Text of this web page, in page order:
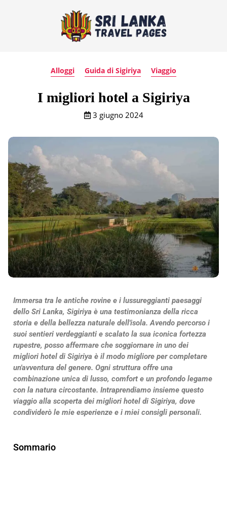
Alloggi Guida di Sigiriya Viaggio
I migliori hotel a Sigiriya
3 giugno 2024
Immersa tra le antiche rovine e i lussureggianti paesaggi
dello Sri Lanka, Sigiriya è una testimonianza della ricca
storia e della bellezza naturale dell'isola. Avendo percorso i
suoi sentieri verdeggianti e scalato la sua iconica fortezza
rupestre, posso affermare che soggiornare in uno dei
migliori hotel di Sigiriya è il modo migliore per completare
un'avventura del genere. Ogni struttura offre una
combinazione unica di lusso, comfort e un profondo legame
con la natura circostante. Intraprendiamo insieme questo
viaggio alla scoperta dei migliori hotel di Sigiriya, dove
condividerò le mie esperienze e i miei consigli personali.
Sommario